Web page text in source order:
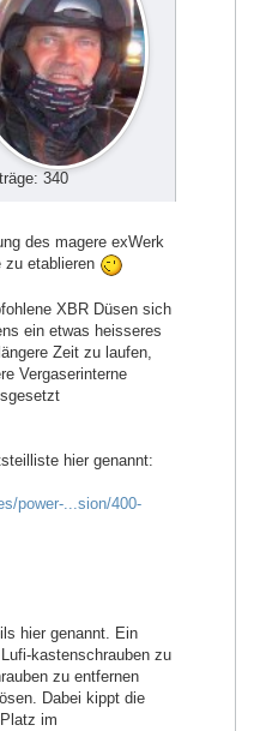
340
des magere exWerk
zu etablieren
XBR Düsen sich
ein etwas heisseres
Zeit zu laufen,
Vergaserinterne
hier genannt:
power-...sion/400-
hier genannt. Ein
kastenschrauben zu
zu entfernen
Dabei kippt die
im